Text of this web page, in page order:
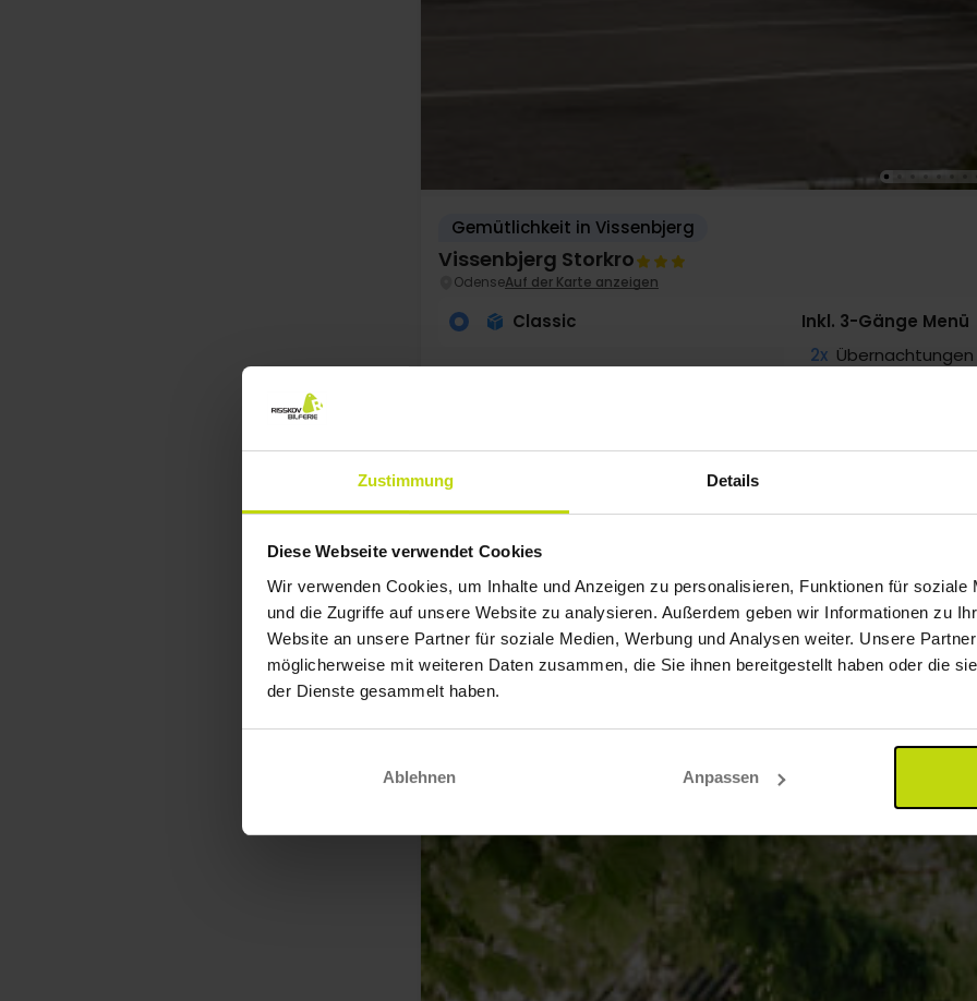
Zustimmung Details
Diese Webseite verwendet Cookies
Wir verwenden Cookies, um Inhalte und Anzeigen zu personalisieren, Funktionen für soziale
und die Zugriffe auf unsere Website zu analysieren. Außerdem geben wir Informationen zu
Website an unsere Partner für soziale Medien, Werbung und Analysen weiter. Unsere
möglicherweise mit weiteren Daten zusammen, die Sie ihnen bereitgestellt haben oder die
der Dienste gesammelt haben.
Ablehnen Anpassen
Gemütlichkeit in Vissenbjerg
Vissenbjerg Storkro
OdenseAuf der Karte anzeigen
Classic
Inkl. 3-Gänge Menü
2x Übernachtungen
∞ Gratis Internet
Aug p. P.
Gesamt 386,- Gesamt 370,- Gesamt 358,-